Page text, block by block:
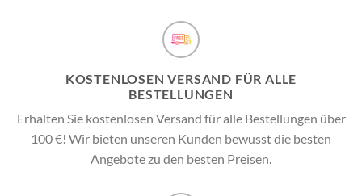
KOSTENLOSEN VERSAND FÜR ALLE
BESTELLUNGEN
Erhalten Sie kostenlosen Versand für alle Bestellungen über
100 €! Wir bieten unseren Kunden bewusst die besten
Angebote zu den besten Preisen.